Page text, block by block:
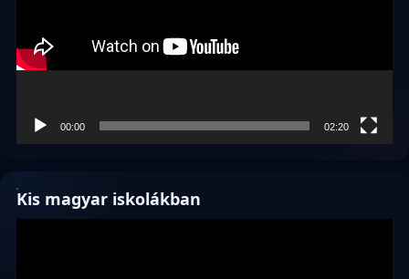
00:00 02:20
Kis magyar iskolákban